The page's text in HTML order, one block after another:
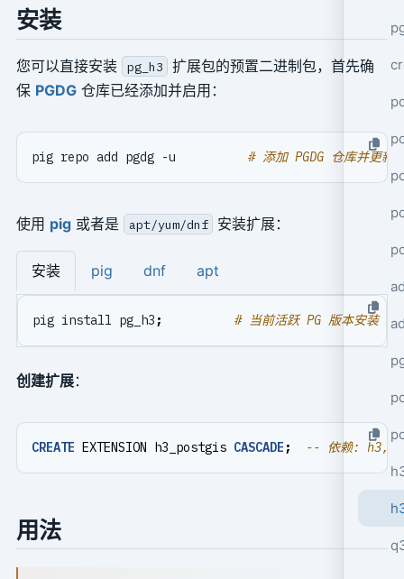
安装
您可以直接安装 pg_h3
扩展包的预置二进制包，首先确
保 PGDG仓库已经添加并启用：
pig repo add pgdg -u # 添加 PGDG 仓库并更新
使用 pig或者是 apt/yum/dnf 安装扩展：
安装 pig dnf apt
pig install pg_h3 ; # 当前活跃 PG 版本安装
创建扩展：
CREATE EXTENSION h3_postgis CASCADE ;
用法